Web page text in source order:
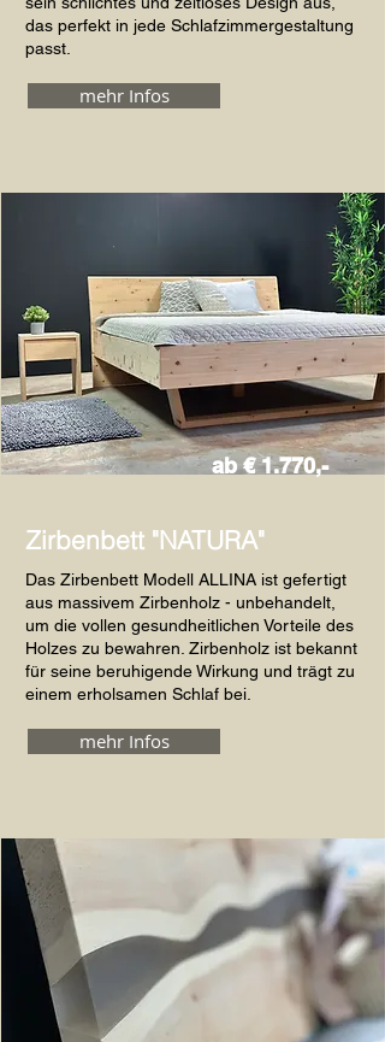
das perfekt in jede Schlafzimmergestaltung
passt.
mehr Infos
Zirbenbett "NATURA"
ab € 1.770,-
Das Zirbenbett Modell ALLINA ist gefertigt
aus massivem Zirbenholz - unbehandelt,
um die vollen gesundheitlichen Vorteile des
Holzes zu bewahren. Zirbenholz ist bekannt
für seine beruhigende Wirkung und trägt zu
einem erholsamen Schlaf bei.
mehr Infos